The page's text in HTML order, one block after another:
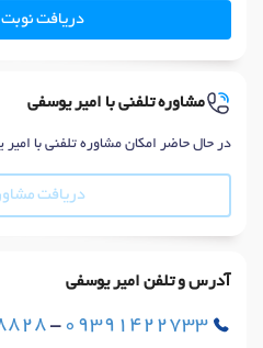
دریافت
مشاوره تلفنی با امیر یوسفی
در حال حاضر امکان مشاوره تلفنی با
دریافت
آدرس و تلفن امیر یوسفی
- 09391422733